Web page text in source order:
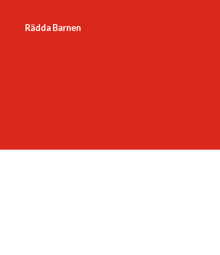
Rädda Barnen